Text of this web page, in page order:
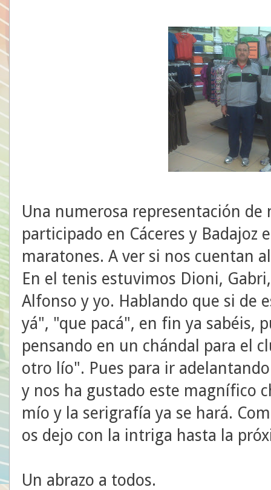
Una numerosa representación de
participado en Cáceres y Badajoz
maratones. A ver si nos cuentan
En el tenis estuvimos Dioni,
Alfonso y yo. Hablando que si de
yá", "que pacá", en fin ya sabéis,
pensando en un chándal para
otro lío". Pues para ir
y nos ha gustado este magnífico
mío y la serigrafía ya se hará.
os dejo con la intriga hasta la
Un abrazo a todos.